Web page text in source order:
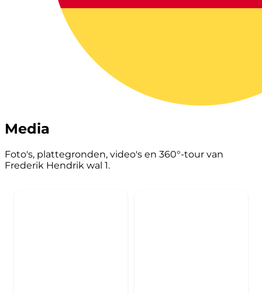
Media
Foto's, plattegronden, video's en 360°-tour van
Frederik Hendrik wal 1.